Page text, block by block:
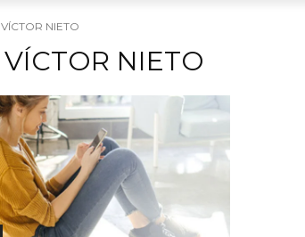
VÍCTOR NIETO
VÍCTOR NIETO